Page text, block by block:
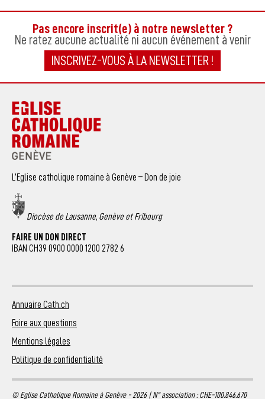
Pas encore inscrit(e) à notre newsletter ?
Ne ratez aucune actualité ni aucun événement à venir
INSCRIVEZ-VOUS À LA NEWSLETTER !
L’Eglise catholique romaine à Genève – Don de joie
Diocèse de Lausanne, Genève et Fribourg
FAIRE UN DON DIRECT
IBAN CH39 0900 0000 1200 2782 6
Annuaire Cath.ch
Foire aux questions
Mentions légales
Politique de confidentialité
© Eglise Catholique Romaine à Genève - 2026 | N° association : CHE-100.846.670